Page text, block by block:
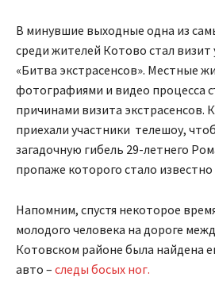
В минувшие выходные одна из
среди жителей Котово стал
«Битва экстрасенсов». Местные
фотографиями и видео процесса
причинами визита экстрасенсов.
приехали участники телешоу,
загадочную гибель 29-летнего
пропаже которого стало известно
Напомним, спустя некоторое
молодого человека на дороге
Котовском районе была найдена
авто – следы босых ног.